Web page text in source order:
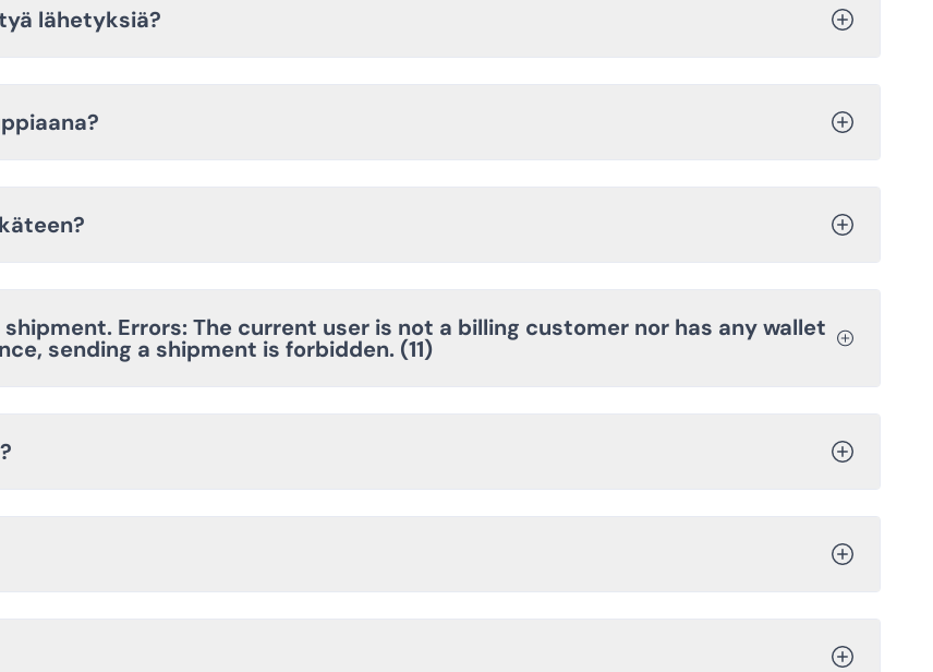
lähetyksiä?
Errors: The current user is not a billing customer nor has any wallet
sending a shipment is forbidden. (11)